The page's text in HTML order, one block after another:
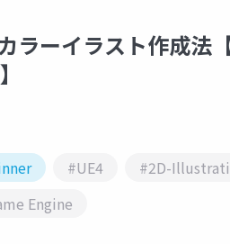
ラーイラスト作成法
#UE4
#2D-
Engine